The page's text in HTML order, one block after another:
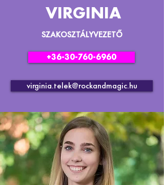
VIRGINIA
SZAKOSZTÁLYVEZETŐ
+36-30-760-6960
virginia.telek@rockandmagic.hu